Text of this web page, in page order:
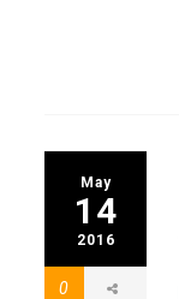
May
14
2016
0